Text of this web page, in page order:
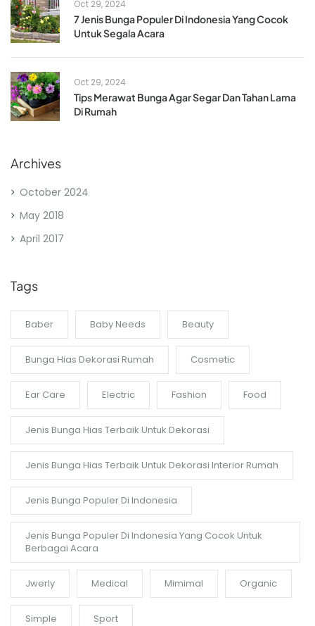
Oct 29, 2024
7 Jenis Bunga Populer Di Indonesia Yang Cocok
Untuk Segala Acara
Oct 29, 2024
Tips Merawat Bunga Agar Segar Dan Tahan Lama
Di Rumah
Archives
October 2024
May 2018
April 2017
Tags
Baber Baby Needs Beauty
Bunga Hias Dekorasi Rumah Cosmetic
Ear Care Electric Fashion Food
Jenis Bunga Hias Terbaik Untuk Dekorasi
Jenis Bunga Hias Terbaik Untuk Dekorasi Interior Rumah
Jenis Bunga Populer Di Indonesia
Jenis Bunga Populer Di Indonesia Yang Cocok Untuk
Berbagai Acara
Jwerly Medical Mimimal Organic
Simple Sport